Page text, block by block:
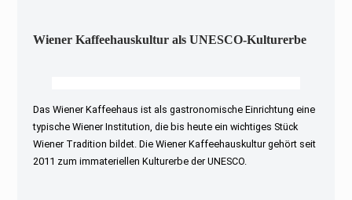
Wiener Kaffeehauskultur als UNESCO-Kulturerbe
Das Wiener Kaffeehaus ist als gastronomische Einrichtung eine
typische Wiener Institution, die bis heute ein wichtiges Stück
Wiener Tradition bildet. Die Wiener Kaffeehauskultur gehört seit
2011 zum immateriellen Kulturerbe der UNESCO.